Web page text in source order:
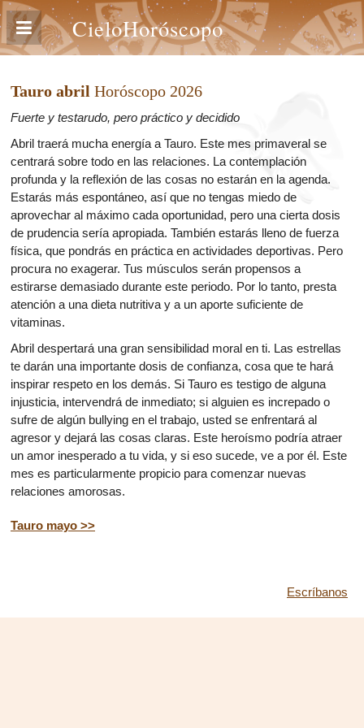
CieloHoróscopo
Tauro abril Horóscopo 2026
Fuerte y testarudo, pero práctico y decidido
Abril traerá mucha energía a Tauro. Este mes primaveral se
centrará sobre todo en las relaciones. La contemplación
profunda y la reflexión de las cosas no estarán en la agenda.
Estarás más espontáneo, así que no tengas miedo de
aprovechar al máximo cada oportunidad, pero una cierta dosis
de prudencia sería apropiada. También estarás lleno de fuerza
física, que pondrás en práctica en actividades deportivas. Pero
procura no exagerar. Tus músculos serán propensos a
estirarse demasiado durante este periodo. Por lo tanto, presta
atención a una dieta nutritiva y a un aporte suficiente de
vitaminas.
Abril despertará una gran sensibilidad moral en ti. Las estrellas
te darán una importante dosis de confianza, cosa que te hará
inspirar respeto en los demás. Si Tauro es testigo de alguna
injusticia, intervendrá de inmediato; si alguien es increpado o
sufre de algún bullying en el trabajo, usted se enfrentará al
agresor y dejará las cosas claras. Este heroísmo podría atraer
un amor inesperado a tu vida, y si eso sucede, ve a por él. Este
mes es particularmente propicio para comenzar nuevas
relaciones amorosas.
Tauro mayo >>
Escríbanos